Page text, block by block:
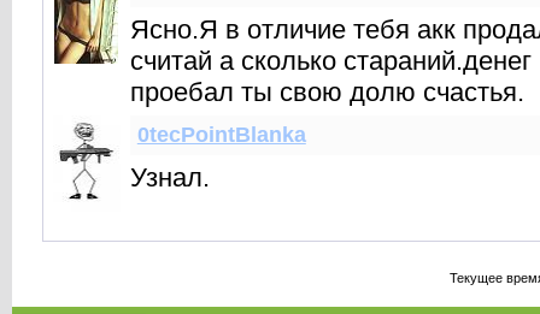
Ясно.Я в отличие тебя акк
считай а сколько
проебал ты свою долю счастья.
0tecPointBlanka
Узнал.
Текущее